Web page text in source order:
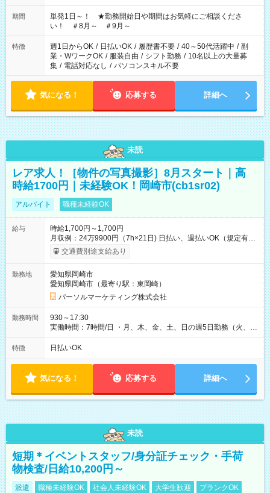
ださい！
期間
単発1日～！ ★勤務開始日や期間はお気軽にご相談くださ
い！ ＃8月～ ＃9月～
特徴 週1日からOK / 日払いOK / 履歴書不要 / 40～50代活躍中 / 副
業・WワークOK / 服装自由 / シフト勤務 / 10名以上の大量募
集 / 電話対応なし / パソコンスキル不要
気になる！ 応募する 詳細へ
未読
レア求人！［物件の写真撮影］8月スタート｜高
時給1700円｜未経験OK！岡崎市(cb1sr02)
アルバイト 職種未経験OK
給与
時給1,700円～1,700円
月収例：24万9900円（7h×21日) 日払い、週払いOK（規定有
り） 【試用期間】試用期間なし
交通費別途支給あり
勤務地
愛知県岡崎市
愛知県岡崎市（最寄り駅：東岡崎）
パーソルマーケティング株式会社
勤務時間
930～17:30
実働時間：7時間/日 ・月、木、金、土、日の週5日勤務（火、水
は固定休です／夏季、年末年始等、長期休暇有り！） ・ワンシ
フト！ 残業ほぼナシ（0～5h/月）
特徴 日払いOK
気になる！ 応募する 詳細へ
未読
短期＊イベントスタッフ/身分証チェック・手荷
物検査/日給10,200円～
派遣 職種未経験OK 社会人未経験OK 大学生歓迎
ブランクOK